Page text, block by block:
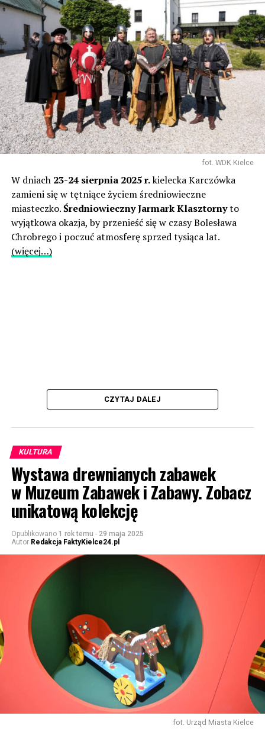
fot. WDK Kielce
W dniach 23-24 sierpnia 2025 r.kielecka Karczówka
zamieni się w tętniące życiem średniowieczne
miasteczko.Średniowieczny Jarmark Klasztornyto
wyjątkowa okazja, by przenieść się w czasy Bolesława
Chrobrego i poczuć atmosferę sprzed tysiąca lat.
(więcej…)
CZYTAJ DALEJ
KULTURA
Wystawa drewnianych zabawek
w Muzeum Zabawek i Zabawy. Zobacz
unikatową kolekcję
Opublikowano 1 rok temu - 29 maja 2025
Autor Redakcja FaktyKielce24.pl
fot. Urząd Miasta Kielce